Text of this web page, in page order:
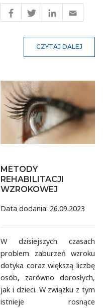
CZYTAJ DALEJ
METODY
REHABILITACJI
WZROKOWEJ
Data dodania: 26.09.2023
W dzisiejszych czasach
problem zaburzeń wzroku
dotyka coraz większą liczbę
osób, zarówno dorosłych,
jak i dzieci. W związku z tym
istnieje rosnące